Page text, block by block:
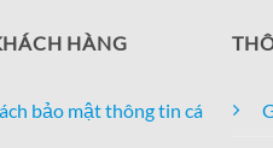
HÀNG
bảo mật thông tin cá